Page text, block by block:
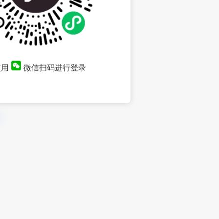
微信扫码进行登录